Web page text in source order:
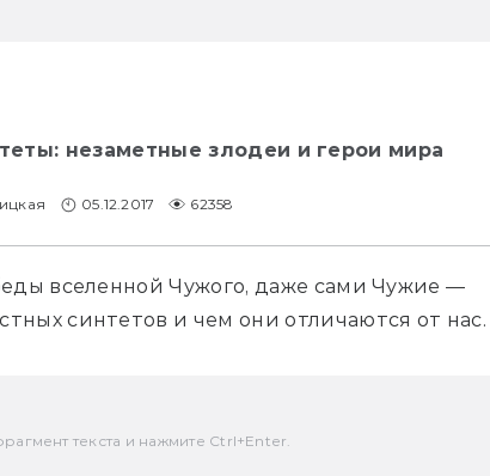
незаметные злодеи и герои мира
05.12.2017 62358
вселенной Чужого, даже сами Чужие —
синтетов и чем они отличаются от нас.
текста и нажмите Ctrl+Enter.